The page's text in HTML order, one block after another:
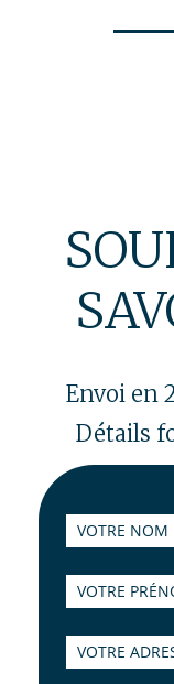
Envoi en
Détails